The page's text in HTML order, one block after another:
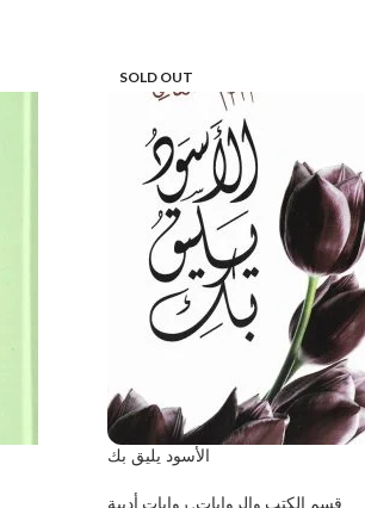
SOLD OUT
الأسود يليق بك
قسم الكتب والروايات, روايات أدبية